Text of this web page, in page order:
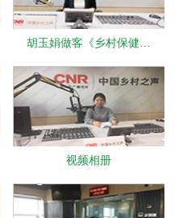
胡玉娟做客《乡村保健…
视频相册